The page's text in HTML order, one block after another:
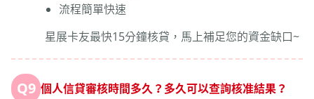
流程簡單快速
星展卡友最快15分鐘核貸，馬上補足您的資金缺口~
Q9 個人信貸審核時間多久？多久可以查詢核准結果？